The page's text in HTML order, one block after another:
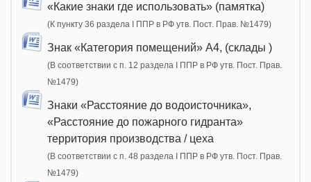
«Какие знаки где использовать» (памятка)
(К пункту 36 раздела I ППР в РФ утв. Пост. Прав. №1479)
Знак «Категория помещений» А4, (склады )
(В соответствии с п. 12 раздела I ППР в РФ утв. Пост. Прав.
№1479)
Знаки «Расстояние до водоисточника»,
«Расстояние до пожарного гидранта»
территория производства / цеха
(В соответствии с п. 48 раздела I ППР в РФ утв. Пост. Прав.
№1479)